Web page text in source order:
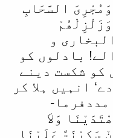
وَمُجْرِیَ السَّحَابِ
و
بادلوں کو
کو شکست دینے
انہیں ہلا کر
مددفرما-
وَلاَ
سَکِیْنَۃً عَلَیْنَا